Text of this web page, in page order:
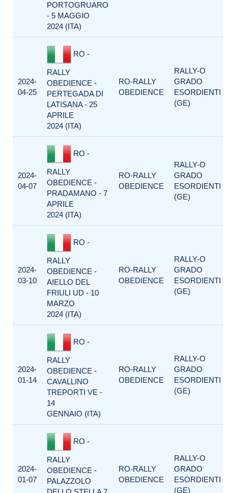
PORTOGRUARO
- 5 MAGGIO
2024 (ITA)
2024-
04-25
RO -
RALLY
OBEDIENCE -
PERTEGADA DI
LATISANA - 25
APRILE
2024 (ITA)
RO-RALLY
OBEDIENCE
RALLY-O
GRADO
ESORDIENTI
(GE)
2024-
04-07
RO -
RALLY
OBEDIENCE -
PRADAMANO - 7
APRILE
2024 (ITA)
RO-RALLY
OBEDIENCE
RALLY-O
GRADO
ESORDIENTI
(GE)
2024-
03-10
RO -
RALLY
OBEDIENCE -
AIELLO DEL
FRIULI UD - 10
MARZO
2024 (ITA)
RO-RALLY
OBEDIENCE
RALLY-O
GRADO
ESORDIENTI
(GE)
2024-
01-14
RO -
RALLY
OBEDIENCE -
CAVALLINO
TREPORTI VE -
14
GENNAIO (ITA)
RO-RALLY
OBEDIENCE
RALLY-O
GRADO
ESORDIENTI
(GE)
2024-
01-07
RO -
RALLY
OBEDIENCE -
PALAZZOLO
RO-RALLY
OBEDIENCE
RALLY-O
GRADO
ESORDIENTI
(GE)